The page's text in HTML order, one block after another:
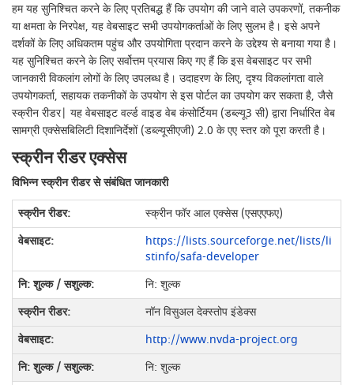
हम यह सुनिश्चित करने के लिए प्रतिबद्ध हैं कि उपयोग की जाने वाले उपकरणों, तकनीक
या क्षमता के निरपेक्ष, यह वेबसाइट सभी उपयोगकर्ताओं के लिए सुलभ है। इसे अपने
दर्शकों के लिए अधिकतम पहुंच और उपयोगिता प्रदान करने के उद्देश्य से बनाया गया है।
यह सुनिश्चित करने के लिए सर्वोत्तम प्रयास किए गए हैं कि इस वेबसाइट पर सभी
जानकारी विकलांग लोगों के लिए उपलब्ध है। उदाहरण के लिए, दृश्य विकलांगता वाले
उपयोगकर्ता, सहायक तकनीकों के उपयोग से इस पोर्टल का उपयोग कर सकता है, जैसे
स्क्रीन रीडर| यह वेबसाइट वर्ल्ड वाइड वेब कंसोर्टियम (डब्ल्यू3 सी) द्वारा निर्धारित वेब
सामग्री एक्सेसबिलिटी दिशानिर्देशों (डब्ल्यूसीएजी) 2.0 के एए स्तर को पूरा करती है।
स्क्रीन रीडर एक्सेस
विभिन्न स्क्रीन रीडर से संबंधित जानकारी
स्क्रीन फॉर आल एक्सेस (एसएएफए)
https://lists.sourceforge.net/lists/li
stinfo/safa-developer
नि: शुल्क
नॉन विसुअल देक्स्तोप इंडेक्स
http://www.nvda-project.org
नि: शुल्क